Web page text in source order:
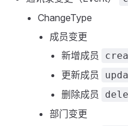
ChangeType
成员变更
新增成员
更新成员
删除成员
部门变更